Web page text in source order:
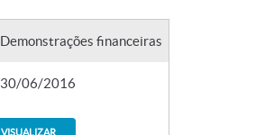
Demonstrações financeiras
30/06/2016
VISUALIZAR